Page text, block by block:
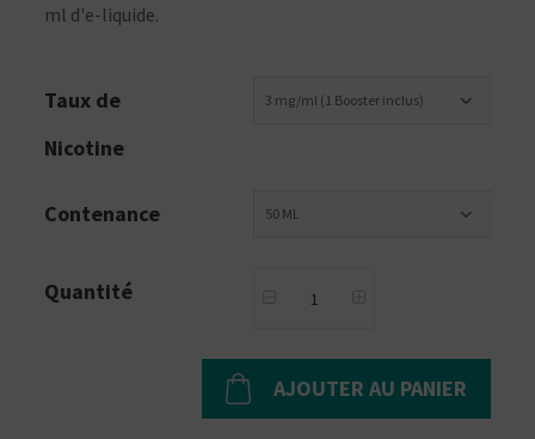
ml d'e-liquide.
Taux de
Nicotine
3 mg/ml (1 Booster inclus)
Contenance 50 ML
Quantité
AJOUTER AU PANIER